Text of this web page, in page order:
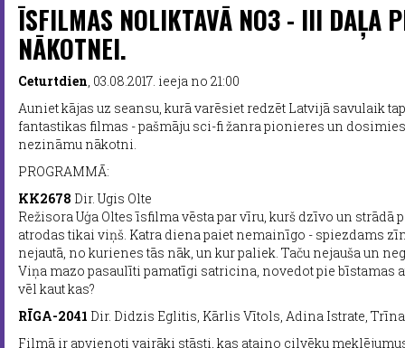
ĪSFILMAS NOLIKTAVĀ NO3 - III DAĻA
NĀKOTNEI.
Ceturtdien, 03.08.2017. ieeja no 21:00
Auniet kājas uz seansu, kurā varēsiet redzēt Latvijā savulaik
fantastikas filmas - pašmāju sci-fi žanra pionieres un
nezināmu nākotni.
PROGRAMMĀ:
KK2678 Dir. Ugis Olte
Režisora Uģa Oltes īsfilma vēsta par vīru, kurš dzīvo un strādā
atrodas tikai viņš. Katra diena paiet nemainīgo - spiezdams
nejautā, no kurienes tās nāk, un kur paliek. Taču nejauša un
Viņa mazo pasaulīti pamatīgi satricina, novedot pie bīstamas
vēl kaut kas?
RĪGA-2041 Dir. Didzis Eglitis, Kārlis Vītols, Adina Istrate,
Filmā ir apvienoti vairāki stāsti, kas ataino cilvēku